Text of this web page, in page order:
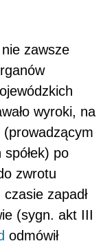
zawsze
wyroki, na
po
zwrotu
zapadł
(sygn. akt III
odmówił